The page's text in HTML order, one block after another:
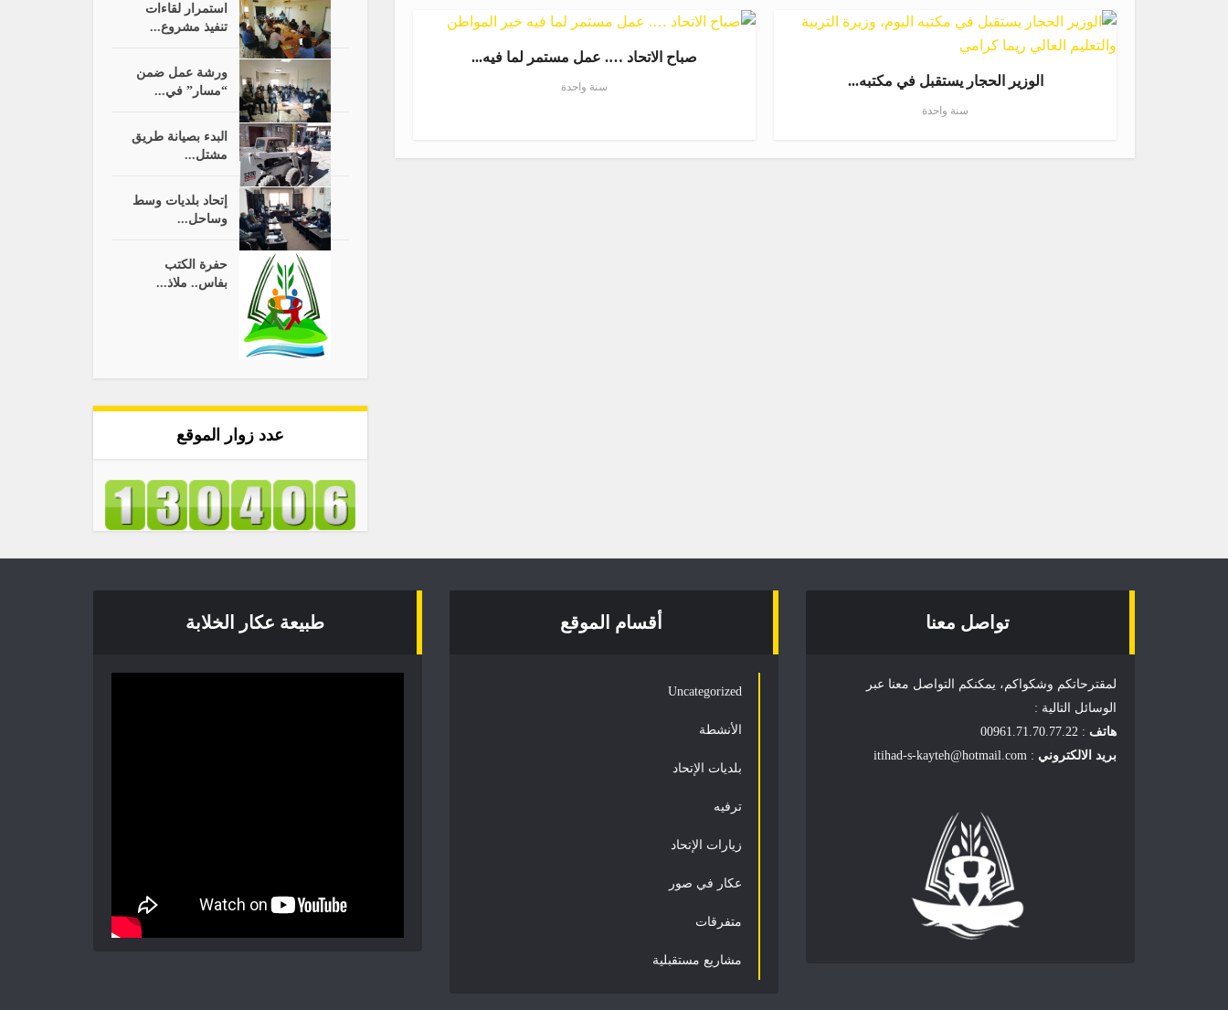
استمرار لقاءات
تنفيذ مشروع...
ورشة عمل ضمن
“مسار” في...
البدء بصيانة طريق
مشتل...
إتحاد بلديات وسط
وساحل...
حفرة الكتب
بفاس.. ملاذ...
عدد زوار الموقع
الوزير الحجار يستقبل في مكتبه...
سنة واحدة
صباح الاتحاد …. عمل مستمر لما فيه...
سنة واحدة
طبيعة عكار الخلابة أقسام الموقع
Uncategorized
الأنشطة
بلديات الإتحاد
ترفيه
زيارات الإتحاد
عكار في صور
متفرقات
مشاريع مستقبلية
تواصل معنا
لمقترحاتكم وشكواكم، يمكنكم التواصل معنا عبر
الوسائل التالية :
هاتف : 00961.71.70.77.22
بريد الالكتروني : itihad-s-kayteh@hotmail.com